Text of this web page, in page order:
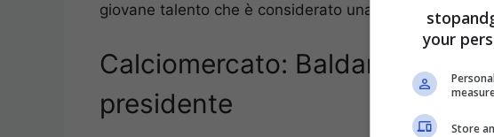
giovane talento che è considerato una promessa del
Calciomercato: Baldanzi in una
presidente
your
Store